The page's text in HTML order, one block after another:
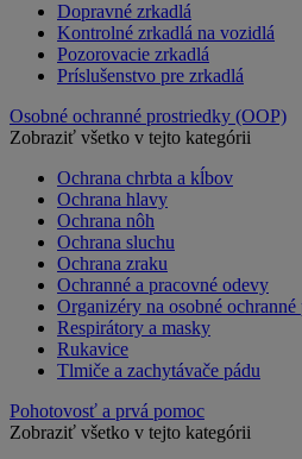
Dopravné zrkadlá
Kontrolné zrkadlá na vozidlá
Pozorovacie zrkadlá
Príslušenstvo pre zrkadlá
Osobné ochranné prostriedky (OOP)
Zobraziť všetko v tejto kategórii
Ochrana chrbta a kĺbov
Ochrana hlavy
Ochrana nôh
Ochrana sluchu
Ochrana zraku
Ochranné a pracovné odevy
Organizéry na osobné
Respirátory a masky
Rukavice
Tlmiče a zachytávače pádu
Pohotovosť a prvá pomoc
Zobraziť všetko v tejto kategórii